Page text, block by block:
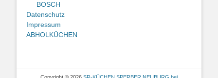
BOSCH
Datenschutz
Impressum
ABHOLKÜCHEN